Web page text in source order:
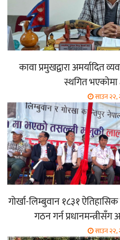
कावा प्रमुखद्वारा अमर्यादित
स्थगित भएकोमा
साउन २२,
गोर्खा-लिम्बुवान १८३१
गठन गर्न
साउन २२,